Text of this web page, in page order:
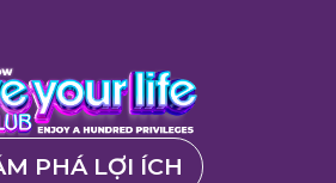
PHÁ LỢI ÍCH